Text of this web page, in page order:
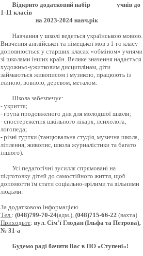
Відкрито додатковий набір
учнів до
1-11 класів
на 2023-2024 навч.рік
Навчання у школі ведеться українською мовою.
Вивчення англійської та німецької мов з 1-го класу
доповнюється у старших класах «обміном» учнями
зі школами інших країн. Велике значення надається
художньо-ужитковим дисциплінам, діти
займаються живописом і музикою, працюють із
глиною, вовною, деревом, металом.
Школа забезпечує:
- укриття;
- група продовженого дня для молодшої школи;
- спостереження шкільного лікаря, психолога,
логопеда;
- різні гуртки (танцювальна студія, музична школа,
ліплення, живопис, школа журналістики та багато
іншого).
Усі педагогічні зусилля спрямовані на
підготовку дітей до самостійного життя, щоб
допомогти їм стати соціально-зрілими та вільними
людьми.
За додатковою інформацією
Тел. : (048)799-70-24(адм.), (048)715-66-22 (вахта)
Приходьте: вул. Сім'ї Глодан (Ільфа та Петрова),
№ 31-а
Будемо раді бачити Вас в ПО «Ступені»!